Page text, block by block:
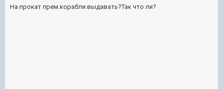
На прокат прем.корабли выдавать?Так что ли?